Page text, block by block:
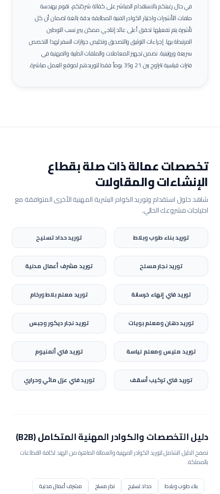
في حال رغبتكم بالاستقدام المباشر على كفالة شركتكم، نقوم بهندسة
ملفات التأشيرات واختيار الكوادر الفنية المطابقة بدقة بالغة لضمان أن كل
تأشيرة يتم تفعيلها تحقق أعلى عائد إنتاجي ممكن يبرر نسب التوطين
المرتبطة بها.إجراءات التوثيق والتصديق وتخليص جوازات السفر لهذا التخصص
سريعة وروتينية. نضمن تجهيز المعاملات والملفات الطبية والمهنية في
فترات قياسية تتراوح بين 21 و35 يوماً فقط لتوريدهم لموقع العمل مباشرة.
تخصصات عمالة ذات صلة بقطاع
الإنشاءات والمقاولات
شاهد حلول استقدام وتوريد الكوادر البشرية المهنية الأخرى المتوافقة مع
احتياجات مشروعك الحالي.
توريدبناء طوب وبلاط توريدحداد تسليح
توريدنجار مسلح توريدمشرف أعمال مدنية
توريدفني إنهاء خرسانة توريدمعلم بلاط ورخام
توريددهان ومعلم بويات توريدنجار ديكور وجبس
توريدمليس ومعلم لياسة توريدفني ألمنيوم
توريدفني تركيب أسقف توريدفني عزل مائي وحراري
دليل التخصصات والكوادر المهنية المتكامل (B2B)
تصفح الدليل الشامل لتوريد الكوادر المهنية والعمالة الماهرة من الهند لكافة القطاعات
بالمملكة.
بناء طوب وبلاط حداد تسليح نجار مسلح
مشرف أعمال مدنية